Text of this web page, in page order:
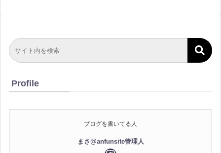
Profile
ブログを書いてる人
まさ@anfunsite管理人